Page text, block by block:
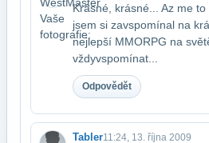
Krásné, krásné... Az me
jsem si zavspomínal na
nejlepší MMORPG na
vždy​vspomínat...
Odpovědět
Tabler11:24, 13. října 2009